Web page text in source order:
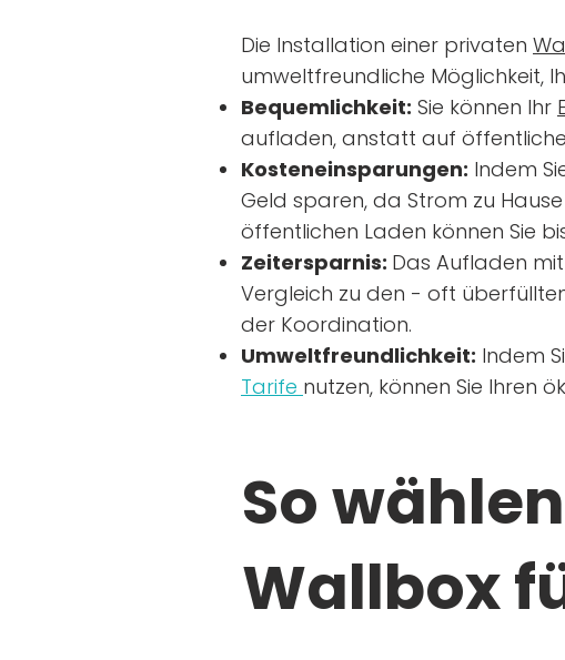
Die Installation einer privaten
umweltfreundliche Möglichkeit,
Bequemlichkeit: Sie können Ihr
aufladen, anstatt auf
Kosteneinsparungen: Indem
Geld sparen, da Strom zu
öffentlichen Laden können Sie
Zeitersparnis: Das Aufladen
Vergleich zu den - oft
der Koordination.
Umweltfreundlichkeit: Indem
Tarife nutzen, können Sie Ihren
So
Wallbox